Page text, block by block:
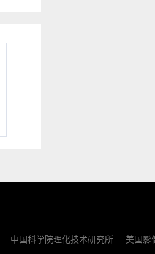
中国科学院理化技术研究所
美国影